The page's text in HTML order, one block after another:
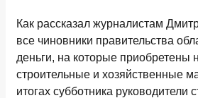
Как рассказал журналистам
все чиновники правительства
деньги, на которые приобретены
строительные и хозяйственные
итогах субботника руководители